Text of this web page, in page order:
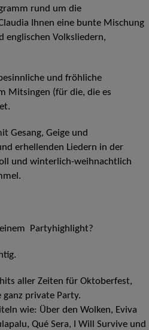
rund um die
Ihnen eine bunte Mischung
englischen Volksliedern,
und fröhliche
Mitsingen (für die, die es
Gesang, Geige und
erhellenden Liedern in der
und winterlich-weihnachtlich
Partyhighlight?
aller Zeiten für Oktoberfest,
ganz private Party.
wie: Über den Wolken, Eviva
Qué Sera, I Will Survive und